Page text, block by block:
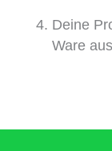
Deine
Ware